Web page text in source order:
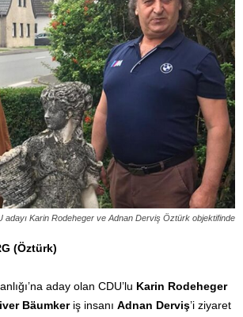
adayı Karin Rodeheger ve Adnan Derviş Öztürk objektifinde
(Öztürk)
aday olan CDU’lu Karin Rodeheger
Bäumkeriş insanı Adnan Derviş’i ziyaret